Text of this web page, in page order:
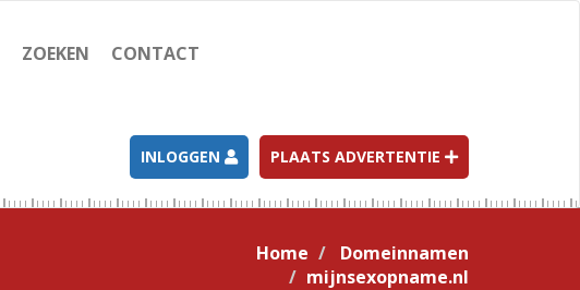
ZOEKEN CONTACT
INLOGGEN PLAATS ADVERTENTIE
Home
Domeinnamen
mijnsexopname.nl